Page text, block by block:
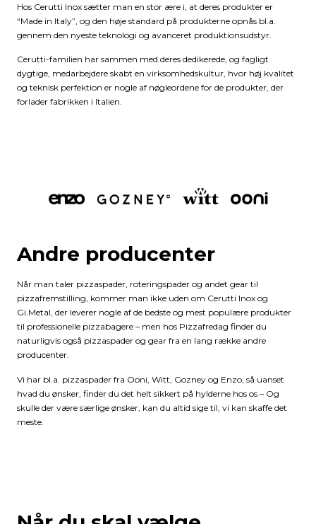
Hos Cerutti Inox sætter man en stor ære i, at deres produkter er
“Made in Italy”, og den høje standard på produkterne opnås bl.a.
gennem den nyeste teknologi og avanceret produktionsudstyr.
Cerutti-familien har sammen med deres dedikerede, og fagligt
dygtige, medarbejdere skabt en virksomhedskultur, hvor høj kvalitet
og teknisk perfektion er nogle af nøgleordene for de produkter, der
forlader fabrikken i Italien.
Andre producenter
Når man taler pizzaspader, roteringspader og andet gear til
pizzafremstilling, kommer man ikke uden om Cerutti Inox og
Gi.Metal, der leverer nogle af de bedste og mest populære produkter
til professionelle pizzabagere – men hos Pizzafredag finder du
naturligvis også pizzaspader og gear fra en lang række andre
producenter.
Vi har bl.a. pizzaspader fra Ooni, Witt, Gozney og Enzo, så uanset
hvad du ønsker, finder du det helt sikkert på hylderne hos os – Og
skulle der være særlige ønsker, kan du altid sige til, vi kan skaffe det
meste.